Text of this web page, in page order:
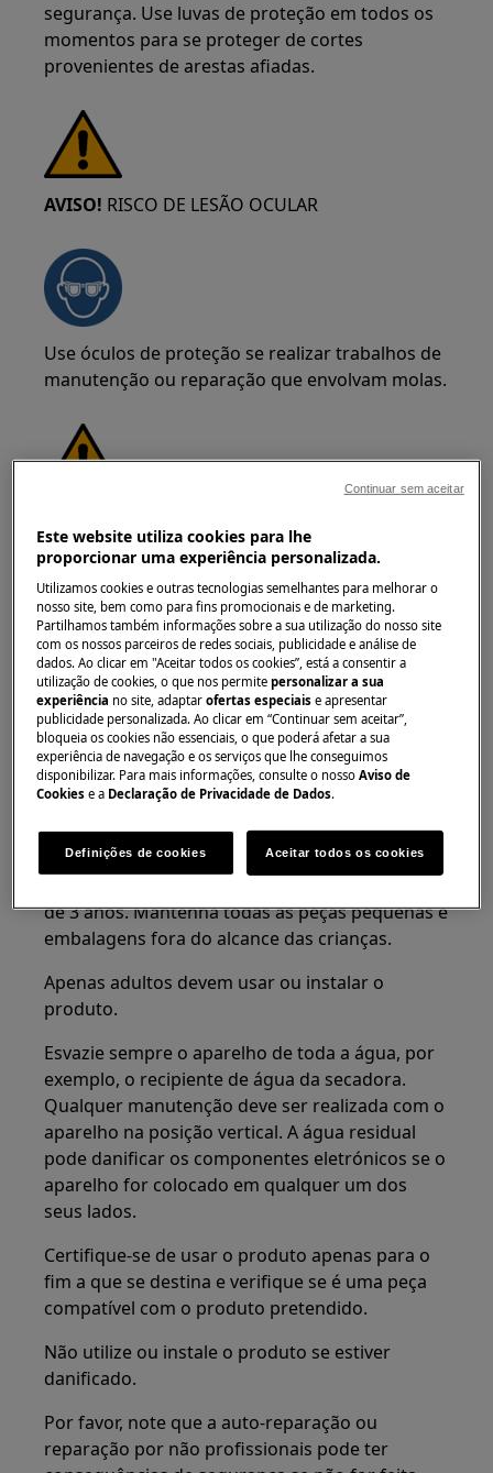
segurança. Use luvas de proteção em todos os
momentos para se proteger de cortes
provenientes de arestas afiadas.
AVISO! RISCO DE LESÃO OCULAR
Use óculos de proteção se realizar trabalhos de
manutenção ou reparação que envolvam molas.
Use luvas de proteção se realizar trabalhos de
manutenção ou reparação envolvendo correias.
ATENÇÃO!
PERIGO DE ASFIXIA
de 3 anos. Mantenha todas as peças pequenas e
embalagens fora do alcance das crianças.
Apenas adultos devem usar ou instalar o
produto.
Esvazie sempre o aparelho de toda a água, por
exemplo, o recipiente de água da secadora.
Qualquer manutenção deve ser realizada com o
aparelho na posição vertical. A água residual
pode danificar os componentes eletrónicos se o
aparelho for colocado em qualquer um dos
seus lados.
Certifique-se de usar o produto apenas para o
fim a que se destina e verifique se é uma peça
compatível com o produto pretendido.
Não utilize ou instale o produto se estiver
danificado.
Por favor, note que a auto-reparação ou
reparação por não profissionais pode ter
Este website utiliza cookies para lhe
proporcionar uma experiência personalizada.
Utilizamos cookies e outras tecnologias semelhantes para melhorar o
nosso site, bem como para fins promocionais e de marketing.
Partilhamos também informações sobre a sua utilização do nosso site
com os nossos parceiros de redes sociais, publicidade e análise de
dados. Ao clicar em "Aceitar todos os cookies”, está a consentir a
utilização de cookies, o que nos permitepersonalizar a sua
experiência no site, adaptarofertas especiaise apresentar
publicidade personalizada. Ao clicar em “Continuar sem aceitar”,
bloqueia os cookies não essenciais, o que poderá afetar a sua
experiência de navegação e os serviços que lhe conseguimos
disponibilizar. Para mais informações, consulte o nossoAviso de
Cookies e a Declaração de Privacidade de Dados.
Definições de cookies Aceitar todos os cookies
Continuar sem aceitar